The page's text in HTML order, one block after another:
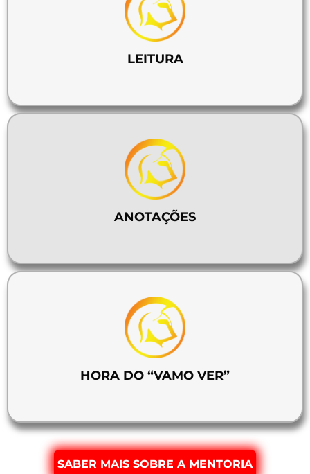
LEITURA
ANOTAÇÕES
HORA DO “VAMO VER”
SABER MAIS SOBRE A MENTORIA